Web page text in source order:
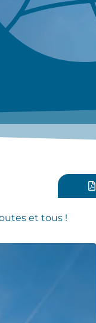
et tous !